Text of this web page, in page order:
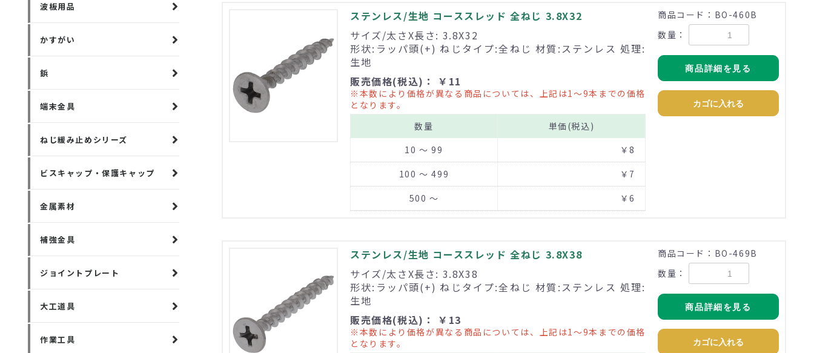
波板用品
かすがい
鋲
端末金具
ねじ緩み止めシリーズ
ビスキャップ・保護キャップ
金属素材
補強金具
ジョイントプレート
大工道具
作業工具
ステンレス/生地 コーススレッド 全ねじ 3.8X32
サイズ/太さX長さ: 3.8X32
形状:ラッパ頭(+) ねじタイプ:全ねじ 材質:ステンレス 処理:
生地
販売価格(税込)： ￥11
※本数により価格が異なる商品については、上記は1～9本までの価格
となります。
数量
単価(税込)
10 ～ 99
￥8
100 ～ 499
￥7
500 ～
￥6
商品コード：BO-460B
数量：
商品詳細を見る
カゴに入れる
ステンレス/生地 コーススレッド 全ねじ 3.8X38
サイズ/太さX長さ: 3.8X38
形状:ラッパ頭(+) ねじタイプ:全ねじ 材質:ステンレス 処理:
生地
販売価格(税込)： ￥13
※本数により価格が異なる商品については、上記は1～9本までの価格
となります。
商品コード：BO-469B
数量：
商品詳細を見る
カゴに入れる